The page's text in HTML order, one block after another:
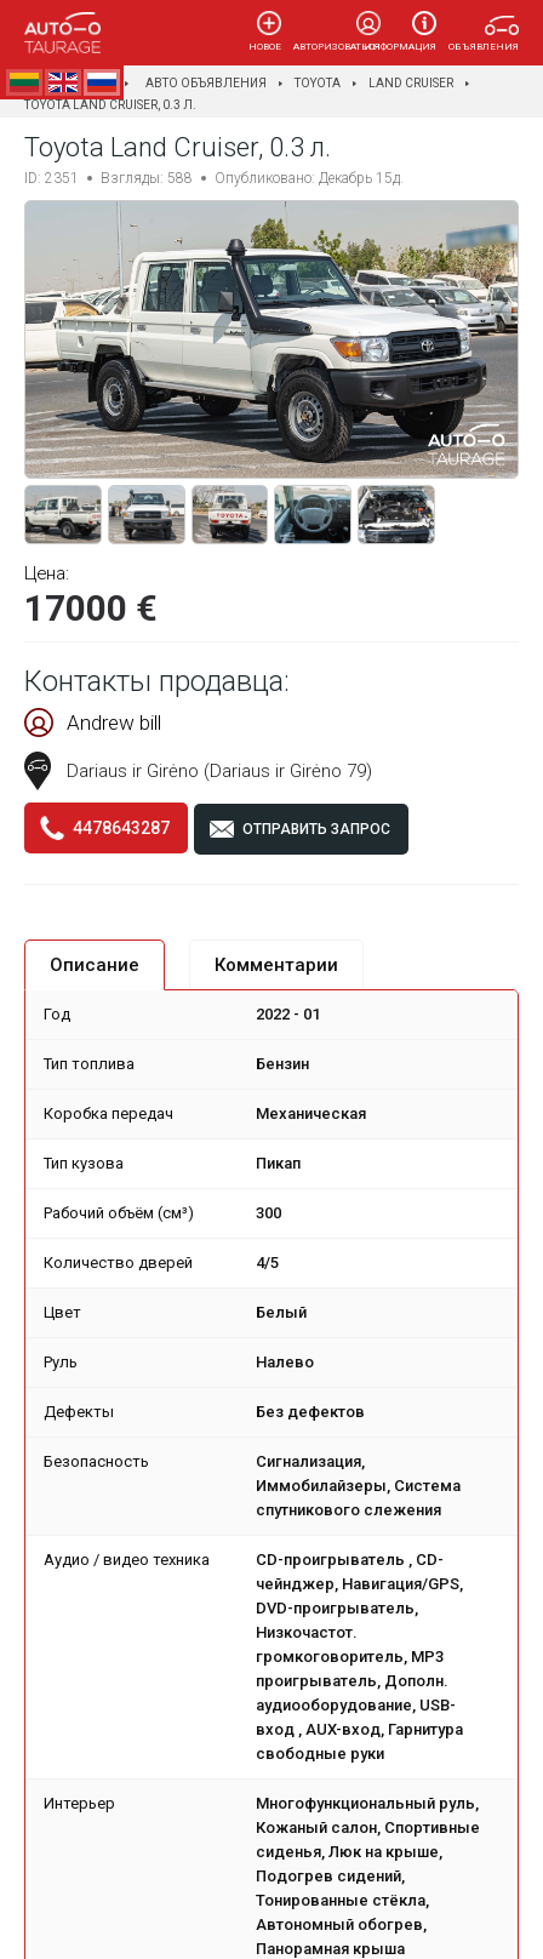
ОБЪЯВЛЕНИЯ
ИНФОРМАЦИЯ
НОВОЕ АВТОРИЗОВАТЬСЯ
AUTOTAURAGĖ АВТО ОБЪЯВЛЕНИЯ TOYOTA
LAND CRUISER
TOYOTA LAND CRUISER, 0.3 Л.
Toyota Land Cruiser, 0.3 л.
ID: 2351 Взгляды: 588 Опубликовано: Декабрь 15д.
Цена:
17000 €
Контакты продавца:
Andrew bill
Dariaus ir Girėno (Dariaus ir Girėno 79)
4478643287 ОТПРАВИТЬ ЗАПРОС
Описание Комментарии
Год 2022 - 01
Тип топлива Бензин
Коробка передач Механическая
Тип кузова Пикап
Рабочий объём (см³) 300
Количество дверей 4/5
Цвет Белый
Руль Налево
Дефекты Без дефектов
Безопасность
Сигнализация,
Иммобилайзеры, Система
спутникового слежения
Аудио / видео техника
CD-проигрыватель , CD-
чейнджер, Навигация/GPS,
DVD-проигрыватель,
Низкочастот.
громкоговоритель, MP3
проигрыватель, Дополн.
аудиооборудование, USB-
вход , AUX-вход, Гарнитура
свободные руки
Интерьер
Многофункциональный руль,
Кожаный салон, Спортивные
сиденья, Люк на крыше,
Подогрев сидений,
Тонированные стёкла,
Автономный обогрев,
Панорамная крыша